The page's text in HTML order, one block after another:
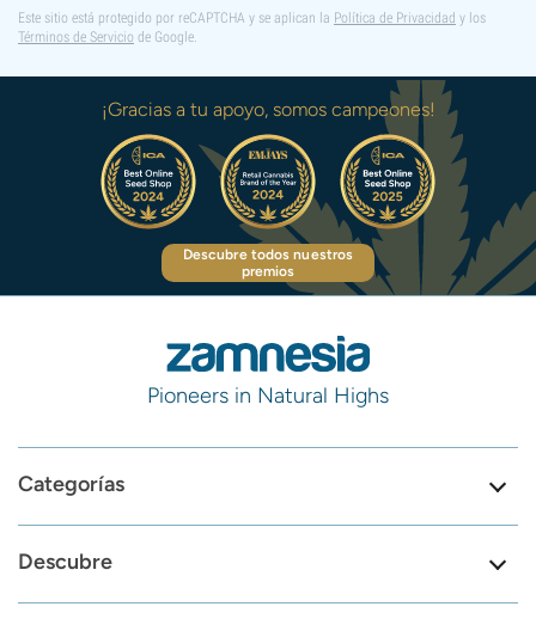
Este sitio está protegido por reCAPTCHA y se aplican la Política de Privacidad y los
Términos de Servicio de Google.
¡Gracias a tu apoyo, somos campeones!
Descubre todos nuestros
premios
Pioneers in Natural Highs
Categorías
Descubre